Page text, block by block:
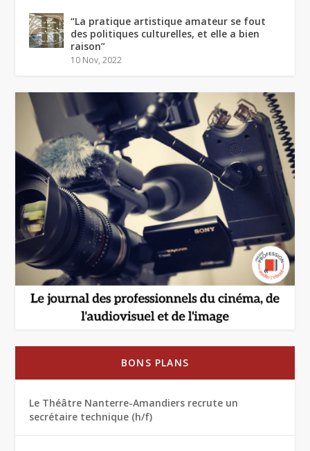
“La pratique artistique amateur se fout
des politiques culturelles, et elle a bien
raison”
10 Nov, 2022
BONS PLANS
Le Théâtre Nanterre-Amandiers recrute un
secrétaire technique (h/f)